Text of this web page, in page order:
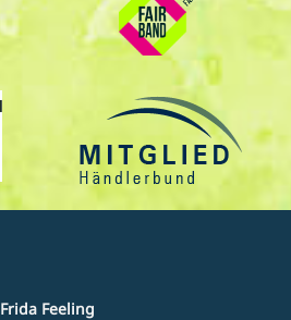
Frida Feeling